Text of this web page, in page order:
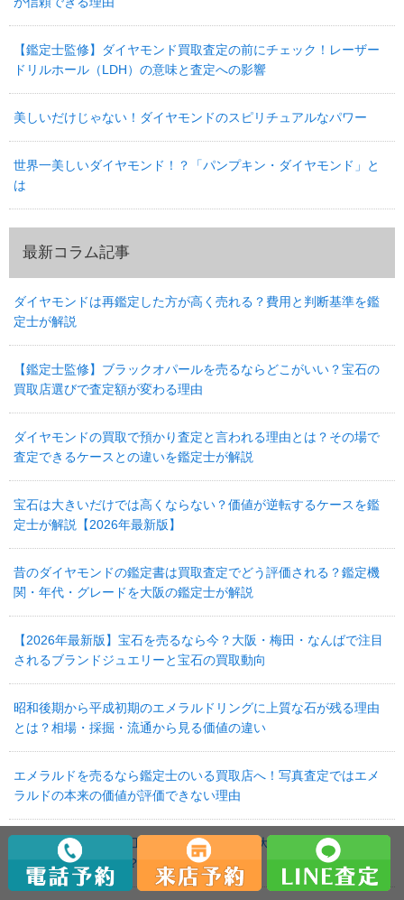
【鑑定士監修】ダイヤモンド買取査定の前にチェック！レーザー
ドリルホール（LDH）の意味と査定への影響
美しいだけじゃない！ダイヤモンドのスピリチュアルなパワー
世界一美しいダイヤモンド！？「パンプキン・ダイヤモンド」と
は
最新コラム記事
ダイヤモンドは再鑑定した方が高く売れる？費用と判断基準を鑑
定士が解説
【鑑定士監修】ブラックオパールを売るならどこがいい？宝石の
買取店選びで査定額が変わる理由
ダイヤモンドの買取で預かり査定と言われる理由とは？その場で
査定できるケースとの違いを鑑定士が解説
宝石は大きいだけでは高くならない？価値が逆転するケースを鑑
定士が解説【2026年最新版】
昔のダイヤモンドの鑑定書は買取査定でどう評価される？鑑定機
関・年代・グレードを大阪の鑑定士が解説
【2026年最新版】宝石を売るなら今？大阪・梅田・なんばで注目
されるブランドジュエリーと宝石の買取動向
昭和後期から平成初期のエメラルドリングに上質な石が残る理由
とは？相場・採掘・流通から見る価値の違い
エメラルドを売るなら鑑定士のいる買取店へ！写真査定ではエメ
ラルドの本来の価値が評価できない理由
【2026年最新版】人工ダイヤがアメリカで大流行で天然ダイヤモ
ンドの価格は暴落！？